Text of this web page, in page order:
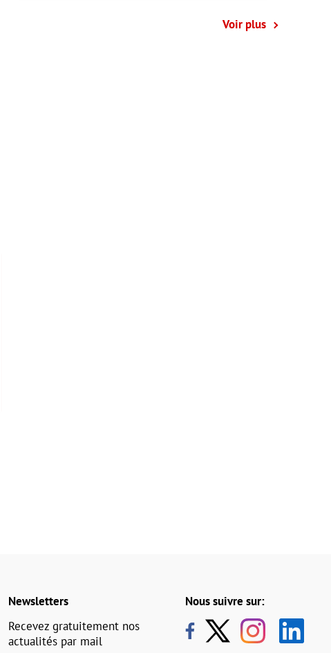
Voir plus
Newsletters
Recevez gratuitement nos
actualités par mail
Nous suivre sur: